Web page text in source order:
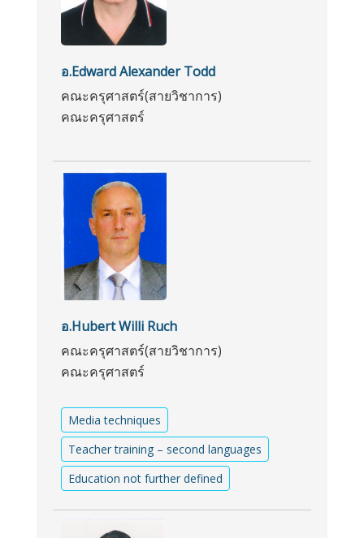
อ.Edward Alexander Todd
คณะครุศาสตร์(สายวิชาการ)
คณะครุศาสตร์
อ.Hubert Willi Ruch
คณะครุศาสตร์(สายวิชาการ)
คณะครุศาสตร์
Media techniques
Teacher training – second languages
Education not further defined